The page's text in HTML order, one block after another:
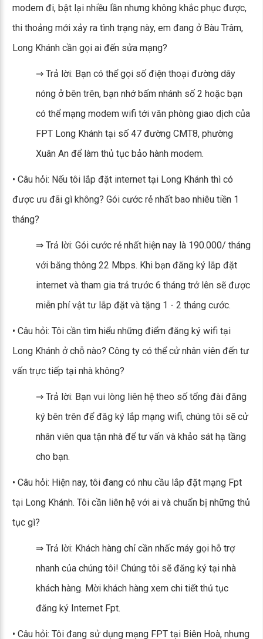
modem đi, bật lại nhiều lần nhưng không khắc phục được,
thi thoảng mới xảy ra tình trạng này, em đang ở Bàu Trâm,
Long Khánh cần gọi ai đến sửa mạng?
⇒ Trả lời: Bạn có thể gọi số điện thoại đường dây
nóng ở bên trên, bạn nhớ bấm nhánh số 2 hoặc bạn
có thể mạng modem wifi tới văn phòng giao dịch của
FPT Long Khánh tại số 47 đường CMT8, phường
Xuân An để làm thủ tục bảo hành modem.
• Câu hỏi: Nếu tôi lắp đặt internet tại Long Khánh thì có
được ưu đãi gì không? Gói cước rẻ nhất bao nhiêu tiền 1
tháng?
⇒ Trả lời: Gói cước rẻ nhất hiện nay là 190.000/ tháng
với băng thông 22 Mbps. Khi bạn đăng ký lắp đặt
internet và tham gia trả trước 6 tháng trở lên sẽ được
miễn phí vật tư lắp đặt và tặng 1 - 2 tháng cước.
• Câu hỏi: Tôi cần tìm hiểu những điểm đăng ký wifi tại
Long Khánh ở chỗ nào? Công ty có thể cử nhân viên đến tư
vấn trực tiếp tại nhà không?
⇒ Trả lời: Bạn vui lòng liên hệ theo số tổng đài đăng
ký bên trên để đăg ký lắp mạng wifi, chúng tôi sẽ cử
nhân viên qua tận nhà để tư vấn và khảo sát hạ tầng
cho bạn.
• Câu hỏi: Hiện nay, tôi đang có nhu cầu lắp đặt mạng Fpt
tại Long Khánh. Tôi cần liên hệ với ai và chuẩn bị những thủ
tục gì?
⇒ Trả lời: Khách hàng chỉ cần nhấc máy gọi hỗ trợ
nhanh của chúng tôi! Chúng tôi sẽ đăng ký tại nhà
khách hàng. Mời khách hàng xem chi tiết thủ tục
đăng ký Internet Fpt.
• Câu hỏi: Tôi đang sử dụng mạng FPT tại Biên Hoà, nhưng